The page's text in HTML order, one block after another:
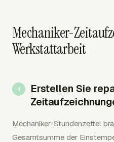
Mechaniker-
Werkstattarbeit
Erstellen Sie
Mechaniker-Stundenzettel
Gesamtsumme der